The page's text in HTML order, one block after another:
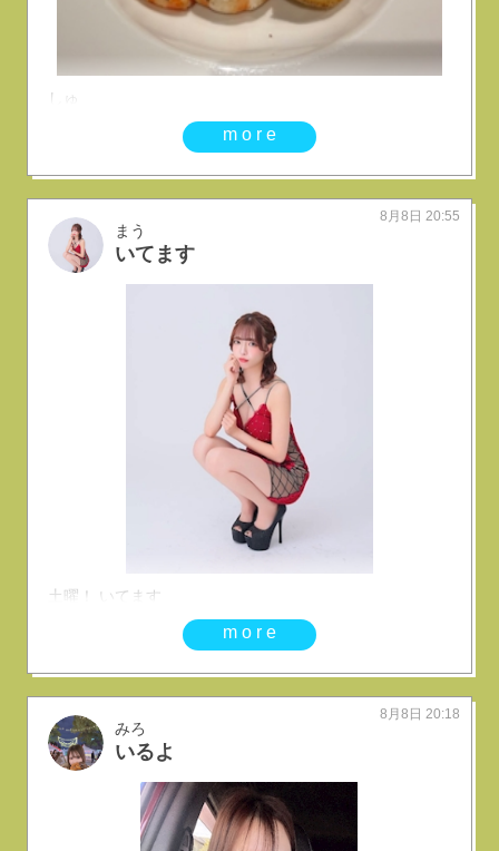
しゅ
more
まう
いてます
8月8日 20:55
土曜！ いてます
more
みろ
いるよ
8月8日 20:18